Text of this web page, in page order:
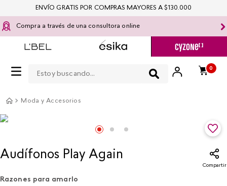
Compra a través de una consultora online
0
ENVÍO GRATIS POR COMPRAS MAYORES A $130.000
Moda y Accesorios
Audífonos Play Again
Compartir
Razones para amarlo